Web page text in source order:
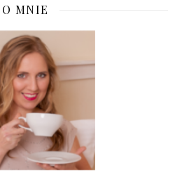
O MNIE